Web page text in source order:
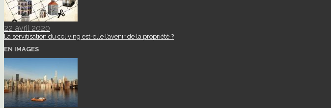
22 avril 2020
La servitisation du coliving est-elle l’avenir de la propriété ?
EN IMAGES